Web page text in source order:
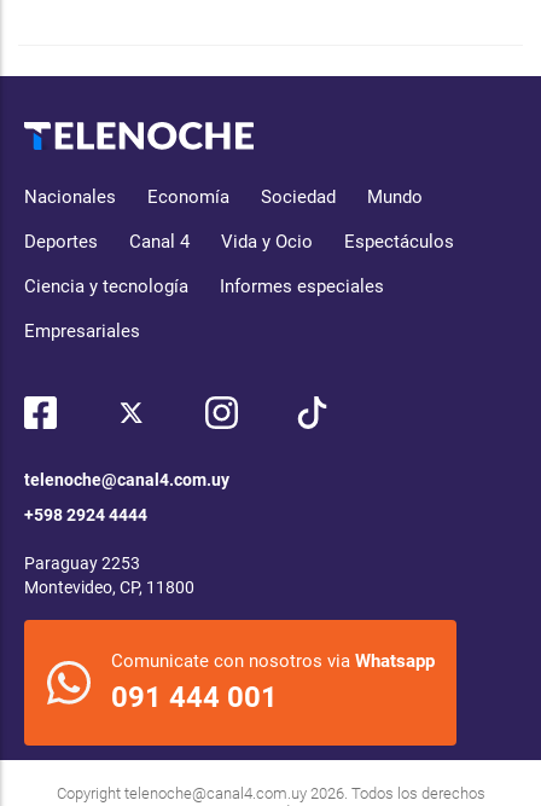
Nacionales Economía Sociedad Mundo
Deportes Canal 4 Vida y Ocio Espectáculos
Ciencia y tecnología Informes especiales
Empresariales
telenoche@canal4.com.uy
+598 2924 4444
Paraguay 2253
Montevideo, CP, 11800
Comunicate con nosotros via Whatsapp
091 444 001
Copyright telenoche@canal4.com.uy2026. Todos los derechos